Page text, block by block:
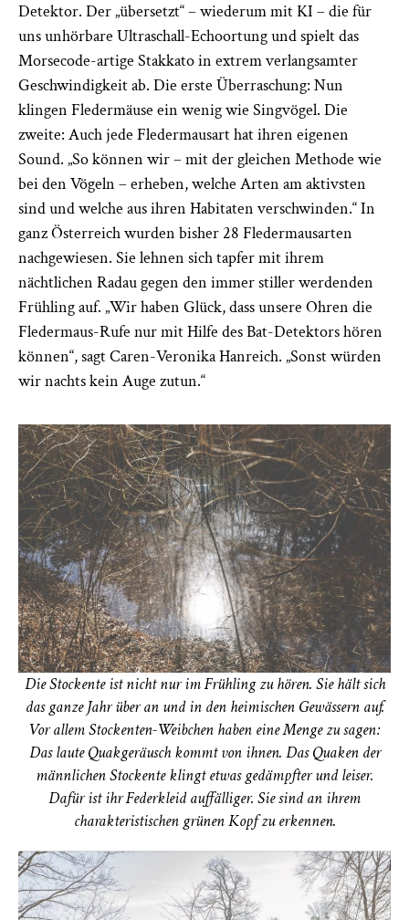
Detektor. Der „übersetzt“ – wiederum mit KI – die für
uns unhörbare Ultraschall-Echoortung und spielt das
Morsecode-artige Stakkato in extrem verlangsamter
Geschwindigkeit ab. Die erste Überraschung: Nun
klingen Fledermäuse ein wenig wie Singvögel. Die
zweite: Auch jede Fledermausart hat ihren eigenen
Sound. „So können wir – mit der gleichen Methode wie
bei den Vögeln – erheben, welche Arten am aktivsten
sind und welche aus ihren Habitaten verschwinden.“ In
ganz Österreich wurden bisher 28 Fledermausarten
nachgewiesen. Sie lehnen sich tapfer mit ihrem
nächtlichen Radau gegen den immer stiller werdenden
Frühling auf. „Wir haben Glück, dass unsere Ohren die
Fledermaus-Rufe nur mit Hilfe des Bat-Detektors hören
können“, sagt Caren-­Veronika Hanreich. „Sonst würden
wir nachts kein Auge zutun.“
Die Stockente ist nicht nur im Frühling zu hören. Sie hält sich
das ganze Jahr über an und in den heimischen Gewässern auf.
Vor allem Stockenten-Weibchen haben eine Menge zu sagen:
Das laute Quakgeräusch kommt von ihnen. Das Quaken der
männlichen Stockente klingt etwas gedämpfter und leiser.
Dafür ist ihr Federkleid auffälliger. Sie sind an ihrem
charakteristischen grünen Kopf zu erkennen.